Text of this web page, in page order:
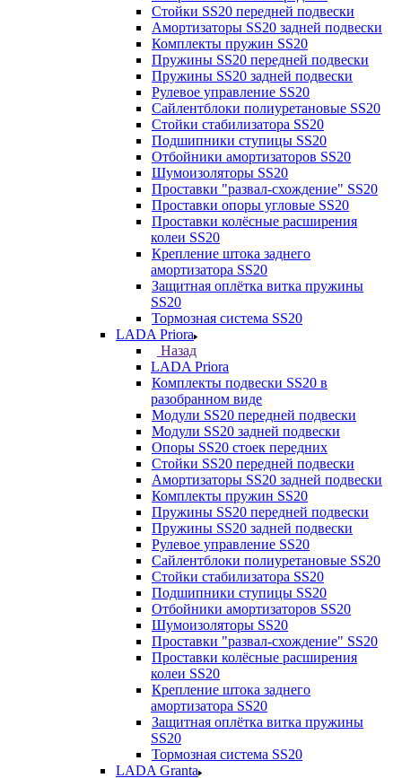
Стойки SS20 передней подвески
Амортизаторы SS20 задней подвески
Комплекты пружин SS20
Пружины SS20 передней подвески
Пружины SS20 задней подвески
Рулевое управление SS20
Сайлентблоки полиуретановые SS20
Стойки стабилизатора SS20
Подшипники ступицы SS20
Отбойники амортизаторов SS20
Шумоизоляторы SS20
Проставки "развал-схождение" SS20
Проставки опоры угловые SS20
Проставки колёсные расширения
колеи SS20
Крепление штока заднего
амортизатора SS20
Защитная оплётка витка пружины
SS20
Тормозная система SS20
LADA Priora
Назад
LADA Priora
Комплекты подвески SS20 в
разобранном виде
Модули SS20 передней подвески
Модули SS20 задней подвески
Опоры SS20 стоек передних
Стойки SS20 передней подвески
Амортизаторы SS20 задней подвески
Комплекты пружин SS20
Пружины SS20 передней подвески
Пружины SS20 задней подвески
Рулевое управление SS20
Сайлентблоки полиуретановые SS20
Стойки стабилизатора SS20
Подшипники ступицы SS20
Отбойники амортизаторов SS20
Шумоизоляторы SS20
Проставки "развал-схождение" SS20
Проставки колёсные расширения
колеи SS20
Крепление штока заднего
амортизатора SS20
Защитная оплётка витка пружины
SS20
Тормозная система SS20
LADA Granta